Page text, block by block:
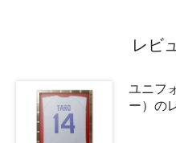
レビ
ユニフ
ー）の